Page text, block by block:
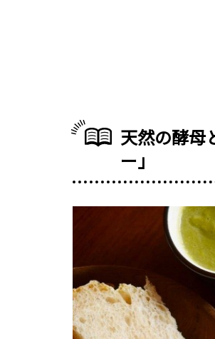
天然の酵母
ー」